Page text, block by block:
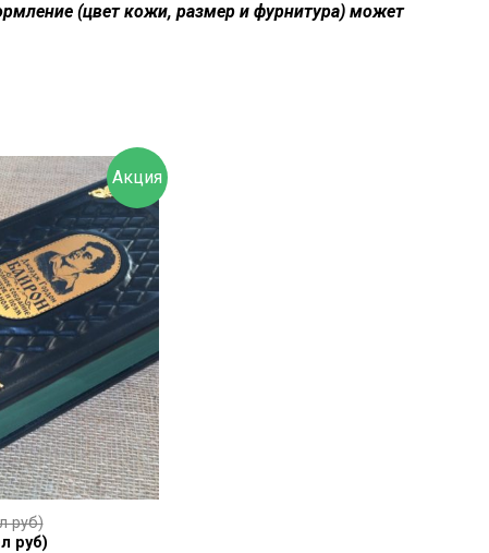
(цвет кожи, размер и фурнитура) может
Акция
руб)
руб)